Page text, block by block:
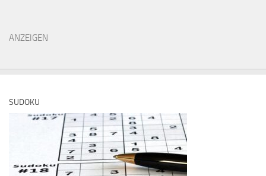
ANZEIGEN
SUDOKU